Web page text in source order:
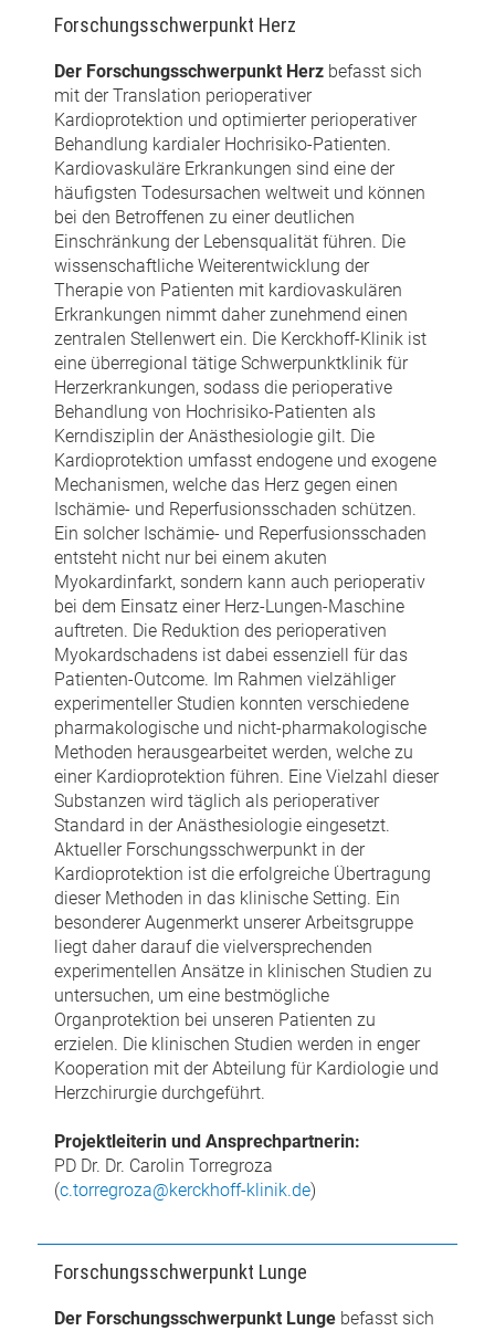
Forschungsschwerpunkt Herz
Der Forschungsschwerpunkt Herz befasst sich
mit der Translation perioperativer
Kardioprotektion und optimierter perioperativer
Behandlung kardialer Hochrisiko-Patienten.
Kardiovaskuläre Erkrankungen sind eine der
häufigsten Todesursachen weltweit und können
bei den Betroffenen zu einer deutlichen
Einschränkung der Lebensqualität führen. Die
wissenschaftliche Weiterentwicklung der
Therapie von Patienten mit kardiovaskulären
Erkrankungen nimmt daher zunehmend einen
zentralen Stellenwert ein. Die Kerckhoff-Klinik ist
eine überregional tätige Schwerpunktklinik für
Herzerkrankungen, sodass die perioperative
Behandlung von Hochrisiko-Patienten als
Kerndisziplin der Anästhesiologie gilt. Die
Kardioprotektion umfasst endogene und exogene
Mechanismen, welche das Herz gegen einen
Ischämie- und Reperfusionsschaden schützen.
Ein solcher Ischämie- und Reperfusionsschaden
entsteht nicht nur bei einem akuten
Myokardinfarkt, sondern kann auch perioperativ
bei dem Einsatz einer Herz-Lungen-Maschine
auftreten. Die Reduktion des perioperativen
Myokardschadens ist dabei essenziell für das
Patienten-Outcome. Im Rahmen vielzähliger
experimenteller Studien konnten verschiedene
pharmakologische und nicht-pharmakologische
Methoden herausgearbeitet werden, welche zu
einer Kardioprotektion führen. Eine Vielzahl dieser
Substanzen wird täglich als perioperativer
Standard in der Anästhesiologie eingesetzt.
Aktueller Forschungsschwerpunkt in der
Kardioprotektion ist die erfolgreiche Übertragung
dieser Methoden in das klinische Setting. Ein
besonderer Augenmerkt unserer Arbeitsgruppe
liegt daher darauf die vielversprechenden
experimentellen Ansätze in klinischen Studien zu
untersuchen, um eine bestmögliche
Organprotektion bei unseren Patienten zu
erzielen. Die klinischen Studien werden in enger
Kooperation mit der Abteilung für Kardiologie und
Herzchirurgie durchgeführt.
Projektleiterin und Ansprechpartnerin:
PD Dr. Dr. Carolin Torregroza
(c.torregroza@kerckhoff-klinik.de)
Forschungsschwerpunkt Lunge
Der Forschungsschwerpunkt Lunge befasst sich